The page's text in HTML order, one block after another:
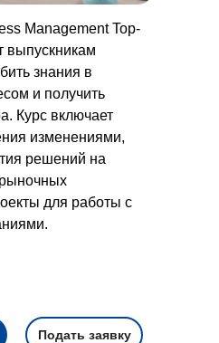
Management Top-
выпускникам
знания в
и получить
Курс включает
изменениями,
решений на
для работы с
Подать заявку